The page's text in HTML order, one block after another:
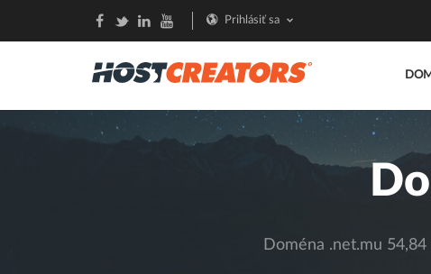
Prihlásiť sa
Doména .net.mu